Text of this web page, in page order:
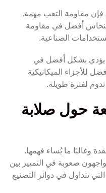
فإن مقاومة التعب مهمة.
النحاس أفضل في مقاومة
الصناعية.
يؤدي بشكل أفضل في
للأجزاء الميكانيكية
تدوم لفترة طويلة.
حول صلابة
وغالبًا ما يُساء فهمها.
صعوبة في التمييز بين
تتداول في دوائر التصنيع